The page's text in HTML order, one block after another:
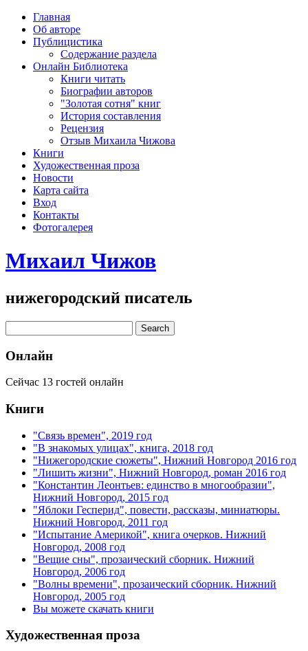
Главная
Об авторе
Публицистика
Содержание раздела
Онлайн Библиотека
Книги читать
Биографии авторов
"Золотая сотня" книг
История составления
Рецензия
Отзыв Михаила Чижова
Книги
Художественная проза
Новости
Карта сайта
Вход
Контакты
Фотогалерея
Михаил Чижов
нижегородский писатель
Онлайн
Сейчас 13 гостей онлайн
Книги
"Связь времен", 2019 год
"В знакомых улицах", книга, 2018 год
"Нижегородские сюжеты", Нижний Новгород 2016 год
"Лишить жизни", Нижний Новгород, роман 2016 год
"Константин Леонтьев: единство в многообразии",
Нижний Новгород, 2015 год
"Яблоки Гесперид", повести, рассказы, миниатюры.
Нижний Новгород, 2011 год
"Испытание Америкой", книга очерков. Нижний
Новгород, 2008 год
"Вещие сны", прозаический сборник. Нижний
Новгород, 2006 год
"Волны времени", прозаический сборник. Нижний
Новгород, 2005 год
Вы можете скачать книги
Художественная проза